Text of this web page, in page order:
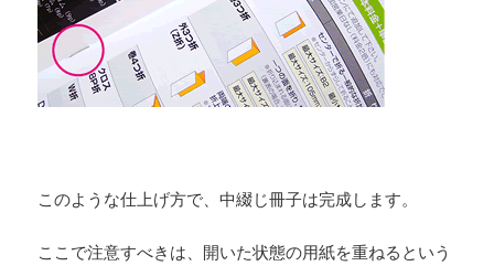
このような仕上げ方で、中綴じ冊子は完成します。
ここで注意すべきは、開いた状態の用紙を重ねるという